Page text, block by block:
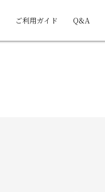
ご利用ガイド Q&A